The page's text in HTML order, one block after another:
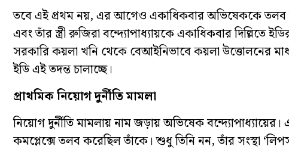
তবে এই প্রথম নয়, এর আগেও একাধিকবার অভিষেককে তলব
এবং তাঁর স্ত্রী রুজিরা বন্দ্যোপাধ্যায়কে একাধিকবার
সরকারি কয়লা খনি থেকে বেআইনিভাবে কয়লা উত্তোলনের
ইডি এই তদন্ত চালাচ্ছে।
প্রাথমিক নিয়োগ দুর্নীতি মামলা
নিয়োগ দুর্নীতি মামলায় নাম জড়ায় অভিষেক
কমপ্লেক্সে তলব করেছিল তাঁকে। শুধু তিনি নন, তাঁর সংস্থা